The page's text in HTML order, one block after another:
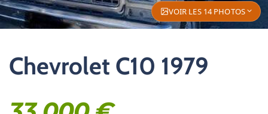
VOIR LES 14 PHOTOS
Chevrolet C10 1979